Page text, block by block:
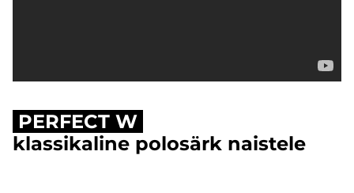
PERFECT W
klassikaline polosärk naistele